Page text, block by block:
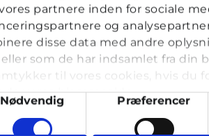
partnere inden for sociale
og
disse data med andre
som de har indsamlet fra din
til vores cookies, hvis du
vores hjemmeside.
Nødvendig Præferencer
#Blandet Af Sophia
Hej brevkassen Det er
ved at blive en ting. Jeg